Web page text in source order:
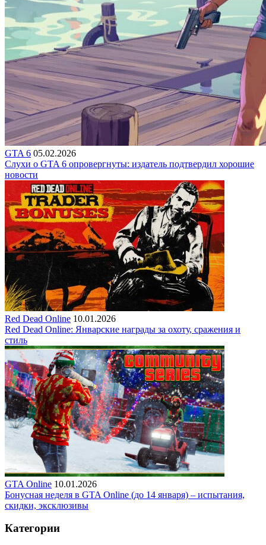
GTA 6 05.02.2026
Слухи о GTA 6 опровергнуты: издатель подтвердил хорошие
новости
Red Dead Online 10.01.2026
Red Dead Online: Январские награды за охоту, сражения и
стиль
GTA Online 10.01.2026
Бонусная неделя в GTA Online (до 14 января) – испытания,
скидки, эксклюзивы
Категории